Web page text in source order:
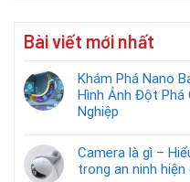
Bài viết mới nhất
Khám Phá Nano
Hình Ảnh Đột Phá
Nghiệp
Camera là gì –
trong an ninh hiện